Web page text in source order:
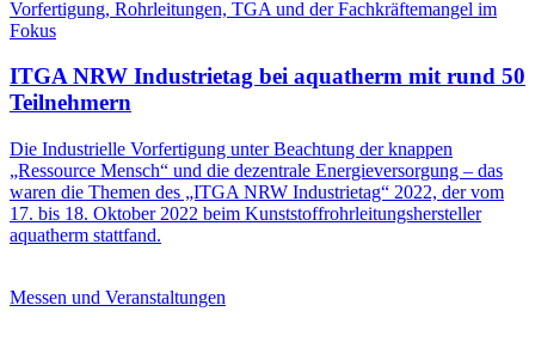
Vorfertigung, Rohrleitungen, TGA und der Fachkräftemangel im
Fokus
ITGA NRW Industrietag bei aquatherm mit rund 50
Teilnehmern
Die Industrielle Vorfertigung unter Beachtung der knappen
„Ressource Mensch“ und die dezentrale Energieversorgung – das
waren die Themen des „ITGA NRW Industrietag“ 2022, der vom
17. bis 18. Oktober 2022 beim Kunststoffrohrleitungshersteller
aquatherm stattfand.
Messen und Veranstaltungen